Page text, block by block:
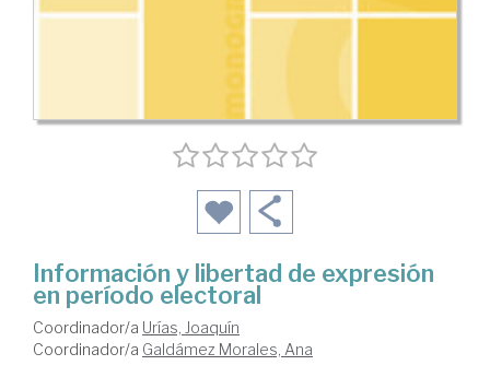
Información y libertad de expresión
en período electoral
Coordinador/a Urías, Joaquín
Coordinador/a Galdámez Morales, Ana